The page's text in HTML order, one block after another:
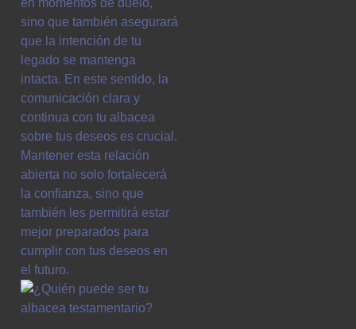
en momentos de duelo,
sino que también asegurará
que la intención de tu
legado se mantenga
intacta. En este sentido, la
comunicación clara y
continua con tu albacea
sobre tus deseos es crucial.
Mantener esta relación
abierta no solo fortalecerá
la confianza, sino que
también les permitirá estar
mejor preparados para
cumplir con tus deseos en
el futuro.